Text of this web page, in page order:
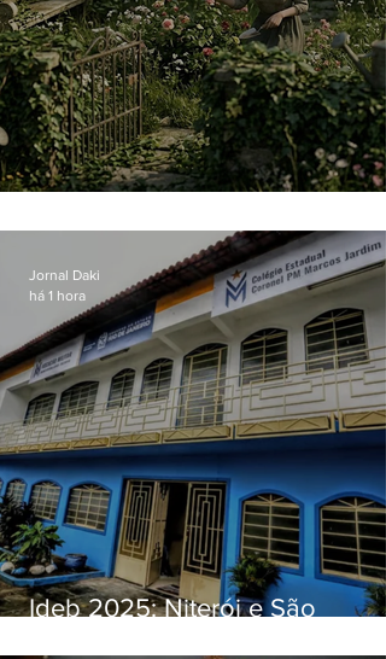
Ideb 2025: Niterói e São
Jornal Daki
há 1 hora